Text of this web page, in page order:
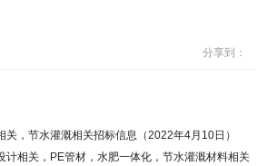
分享到：
关，节水灌溉相关招标信息（2022年4月10日）
计相关，PE管材，水肥一体化，节水灌溉材料相关